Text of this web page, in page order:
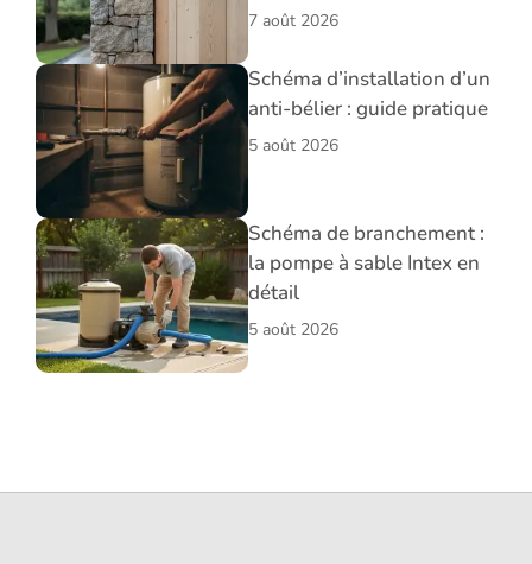
7 août 2026
Schéma d’installation d’un
anti-bélier : guide pratique
5 août 2026
Schéma de branchement :
la pompe à sable Intex en
détail
5 août 2026